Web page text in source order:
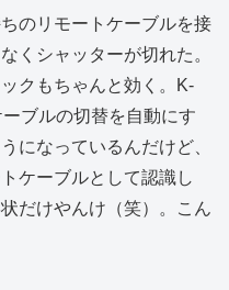
のリモートケーブルを接
くシャッターが切れた。
クもちゃんと効く。K-
ブルの切替を自動にす
になっているんだけど、
ケーブルとして認識し
だけやんけ（笑）。こん